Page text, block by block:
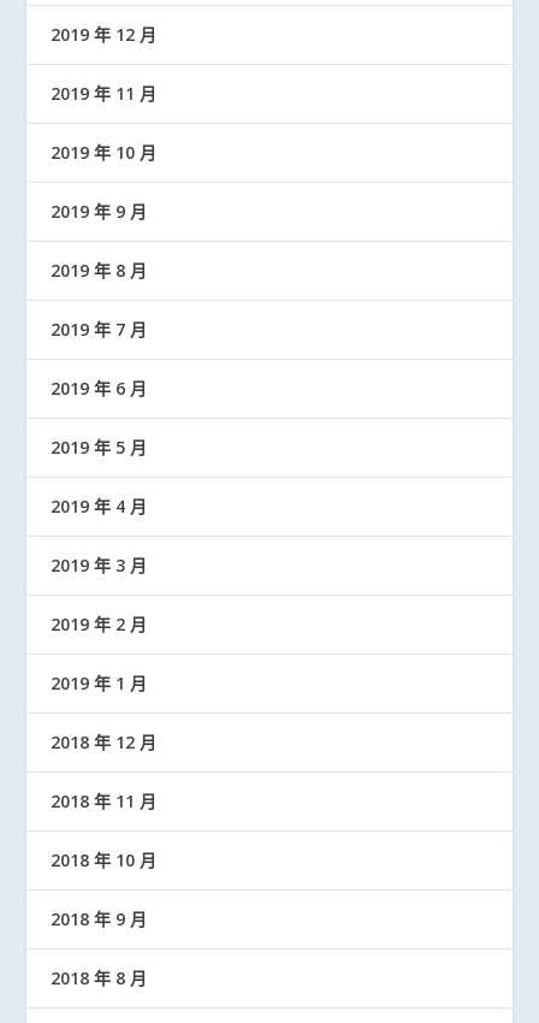
2019 年 12 月
2019 年 11 月
2019 年 10 月
2019 年 9 月
2019 年 8 月
2019 年 7 月
2019 年 6 月
2019 年 5 月
2019 年 4 月
2019 年 3 月
2019 年 2 月
2019 年 1 月
2018 年 12 月
2018 年 11 月
2018 年 10 月
2018 年 9 月
2018 年 8 月